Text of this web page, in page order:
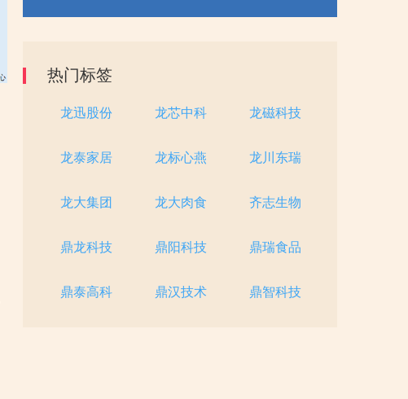
热门标签
龙迅股份 龙芯中科 龙磁科技
龙泰家居 龙标心燕 龙川东瑞
龙大集团 龙大肉食 齐志生物
鼎龙科技 鼎阳科技 鼎瑞食品
鼎泰高科 鼎汉技术 鼎智科技